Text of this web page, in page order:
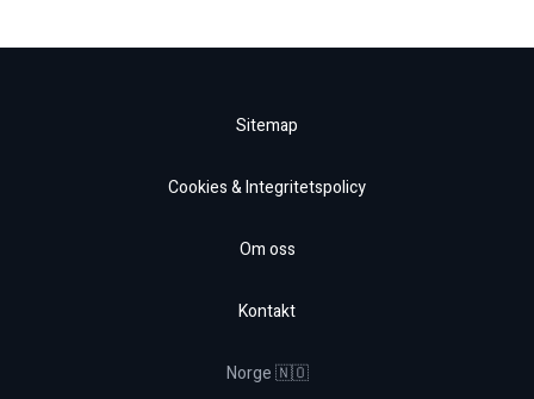
Sitemap
Cookies & Integritetspolicy
Om oss
Kontakt
Norge 🇳🇴